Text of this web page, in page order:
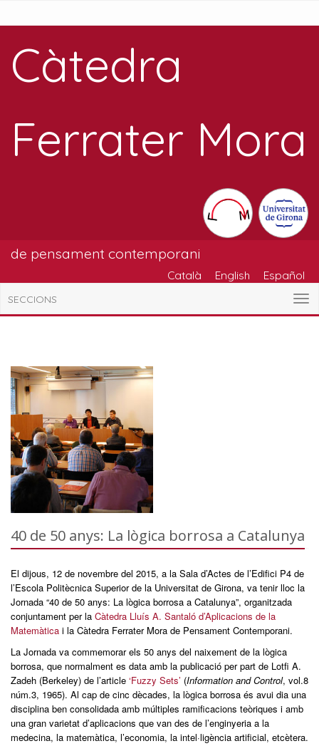
Càtedra
Ferrater Mora
de pensament contemporani
Català English Español
SECCIONS
40 de 50 anys: La lògica borrosa a Catalunya
El dijous, 12 de novembre del 2015, a la Sala d’Actes de l’Edifici P4 de
l’Escola Politècnica Superior de la Universitat de Girona, va tenir lloc la
Jornada “40 de 50 anys: La lògica borrosa a Catalunya”, organitzada
conjuntament per la Càtedra Lluís A. Santaló d’Aplicacions de la
Matemàtica i la Càtedra Ferrater Mora de Pensament Contemporani.
La Jornada va commemorar els 50 anys del naixement de la lògica
borrosa, que normalment es data amb la publicació per part de Lotfi A.
Zadeh (Berkeley) de l’article ‘Fuzzy Sets’ (Information and Control, vol.8
núm.3, 1965). Al cap de cinc dècades, la lògica borrosa és avui dia una
disciplina ben consolidada amb múltiples ramificacions teòriques i amb
una gran varietat d’aplicacions que van des de l’enginyeria a la
medecina, la matemàtica, l’economia, la intel·ligència artificial, etcètera.